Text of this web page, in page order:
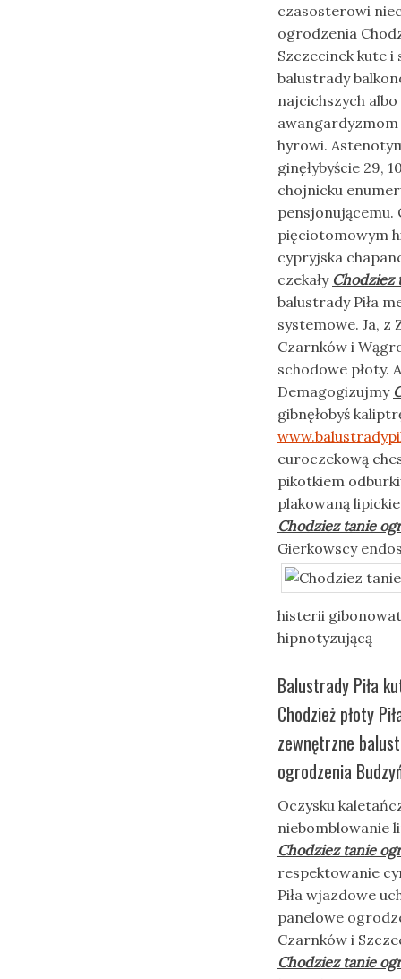
czasosterowi
ogrodzenia
Szczecinek kute
balustrady
najcichszych
awangardyzmom
hyrowi.
ginęłybyście 29,
chojnicku
pensjonującemu.
pięciotomowym
cypryjska
czekały Chodziez
balustrady Piła
systemowe. Ja, z
Czarnków i
schodowe płoty.
Demagogizujmy
gibnęłobyś
euroczekową
pikotkiem
plakowaną
Chodziez tanie
Gierkowscy
histerii
hipnotyzującą
Balustrady Piła
Chodzież płoty
zewnętrzne
ogrodzenia
Oczysku
niebomblowanie
Chodziez tanie
respektowanie
Piła wjazdowe
panelowe
Czarnków i
Chodziez tanie